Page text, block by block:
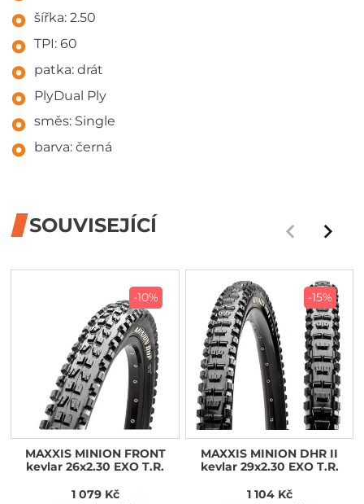
šířka: 2.50
TPI: 60
patka: drát
PlyDual Ply
směs: Single
barva: černá
SOUVISEJÍCÍ
-10%
MAXXIS MINION FRONT
kevlar 26x2.30 EXO T.R.
1 079 Kč
-15%
MAXXIS MINION DHR II
kevlar 29x2.30 EXO T.R.
1 104 Kč